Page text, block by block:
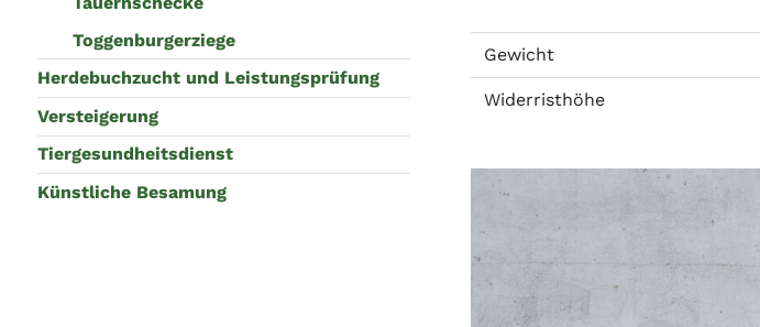
Toggenburgerziege
Herdebuchzucht und Leistungsprüfung
Versteigerung
Tiergesundheitsdienst
Künstliche Besamung
Gewicht
Widerristhöhe